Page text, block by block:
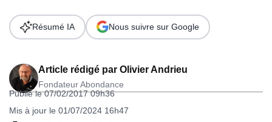
Article rédigé par Olivier Andrieu
Fondateur Abondance
Publié le 07/02/2017 09h36
Mis à jour le 01/07/2024 16h47
Résumé IA Nous suivre sur Google